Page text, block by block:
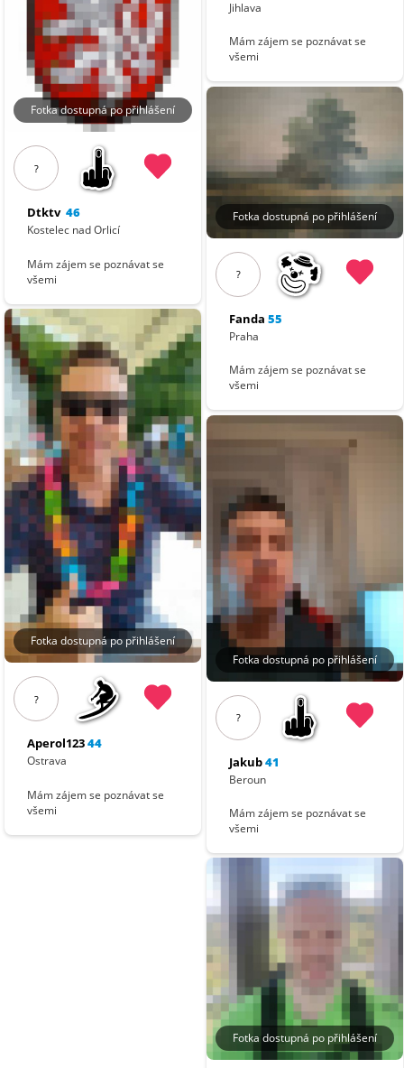
Fotka dostupná po přihlášení
?
Dtktv 46
Kostelec nad Orlicí
Mám zájem se poznávat se
všemi
Fotka dostupná po přihlášení
?
Aperol12344
Ostrava
Mám zájem se poznávat se
všemi
Jihlava
Mám zájem se poznávat se
všemi
Fotka dostupná po přihlášení
?
Fanda 55
Praha
Mám zájem se poznávat se
všemi
Fotka dostupná po přihlášení
?
Jakub41
Beroun
Mám zájem se poznávat se
všemi
Fotka dostupná po přihlášení